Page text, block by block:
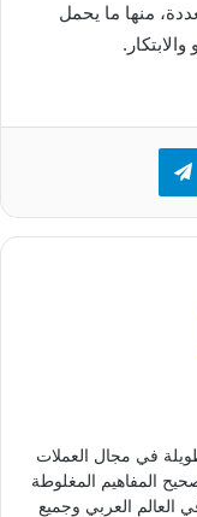
منها ما يحمل
تيلقرام
في مجال العملات
المفاهيم المغلوطة
العالم العربي وجميع